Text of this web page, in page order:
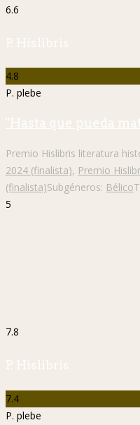
6.6
P. Hislibris
4.8
P. plebe
"Hasta que pueda
Premio Hislibris literatura
2024 (finalista), Premio
(finalista)Subgéneros: Bélico
5
7.8
P. Hislibris
7.4
P. plebe